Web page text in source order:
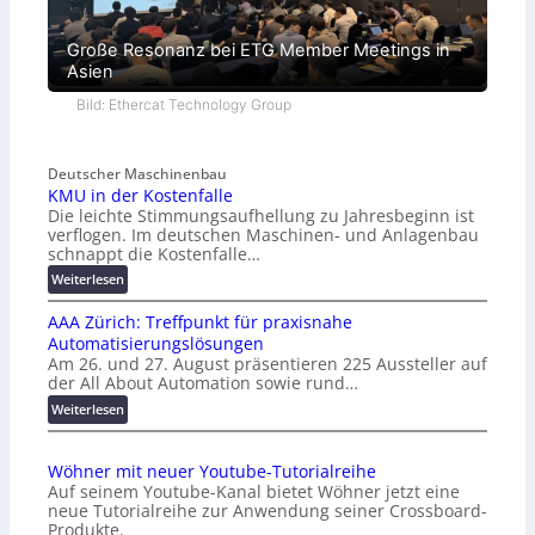
Große Resonanz bei ETG Member Meetings in
Asien
Bild: Ethercat Technology Group
Deutscher Maschinenbau
KMU in der Kostenfalle
Die leichte Stimmungsaufhellung zu Jahresbeginn ist
verflogen. Im deutschen Maschinen- und Anlagenbau
schnappt die Kostenfalle…
Weiterlesen:
K
M
U
i
n
d
e
K
o
s
AAA Zürich: Treffpunkt für praxisnahe
Automatisierungslösungen
Am 26. und 27. August präsentieren 225 Aussteller auf
der All About Automation sowie rund…
Weiterlesen:
A
A
Z
ü
Wöhner mit neuer Youtube-Tutorialreihe
Auf seinem Youtube-Kanal bietet Wöhner jetzt eine
neue Tutorialreihe zur Anwendung seiner Crossboard-
Produkte.